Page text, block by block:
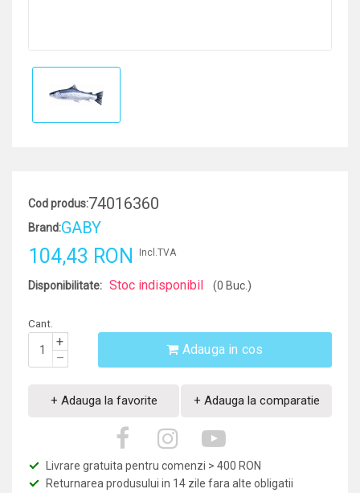
Cod produs:74016360
Brand:GABY
104,43 RON Incl.TVA
Disponibilitate: Stoc indisponibil (0 Buc.)
Cant.
+
–
Adauga in cos
+ Adauga la favorite + Adauga la comparatie
Livrare gratuita pentru comenzi > 400 RON
Returnarea produsului in 14 zile fara alte obligatii